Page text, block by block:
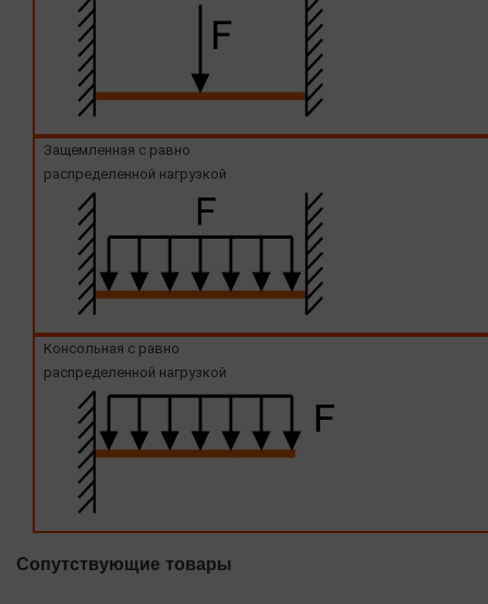
Защемленная с равно
распределенной нагрузкой
Консольная с равно
распределенной нагрузкой
Сопутствующие товары